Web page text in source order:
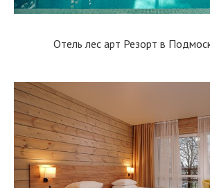
Отель лес арт Резорт в